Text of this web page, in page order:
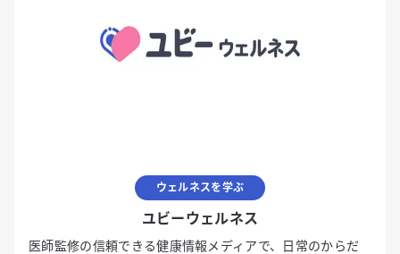
ウェルネスを学ぶ
ユビーウェルネス
医師監修の信頼できる健康情報メディアで、日常のからだ